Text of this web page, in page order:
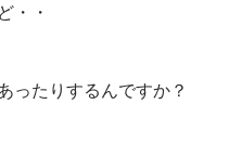
・・
ったりするんですか？